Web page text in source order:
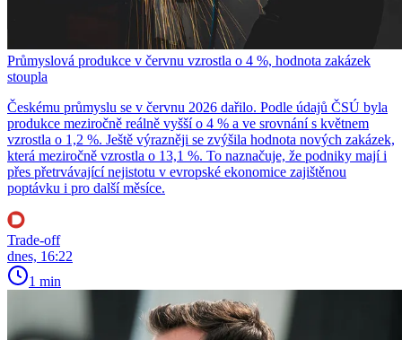
Průmyslová produkce v červnu vzrostla o 4 %, hodnota zakázek
stoupla
Českému průmyslu se v červnu 2026 dařilo. Podle údajů ČSÚ byla
produkce meziročně reálně vyšší o 4 % a ve srovnání s květnem
vzrostla o 1,2 %. Ještě výrazněji se zvýšila hodnota nových zakázek,
která meziročně vzrostla o 13,1 %. To naznačuje, že podniky mají i
přes přetrvávající nejistotu v evropské ekonomice zajištěnou
poptávku i pro další měsíce.
Trade-off
dnes, 16:22
1 min